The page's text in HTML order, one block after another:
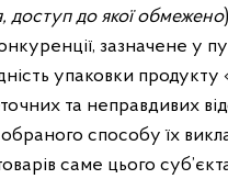
доступ до якої обмежено
зазначене у
упаковки
та неправдивих
способу їх
саме цього